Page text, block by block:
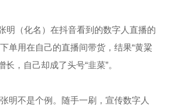
明（化名）在抖音看到的数字人直播的
单用在自己的直播间带货，结果“黄粱
，自己却成了头号“韭菜”。
明不是个例。随手一刷，宣传数字人